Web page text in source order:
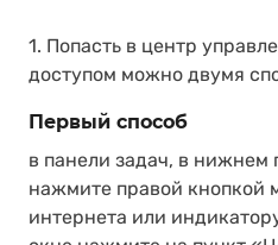
1. Попасть в центр
доступом можно двумя
Первый способ
в панели задач, в нижнем
нажмите правой кнопкой
интернета или